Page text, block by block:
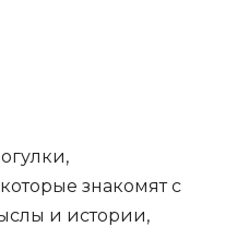
знакомят с
и истории,